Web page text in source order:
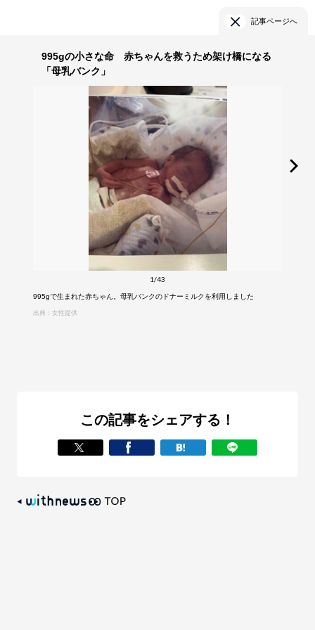
記事ページへ
995gの小さな命 赤ちゃんを救うため架け橋になる
「母乳バンク」
1/43
995gで生まれた赤ちゃん。母乳バンクのドナーミルクを利用しました
出典：女性提供
この記事をシェアする！